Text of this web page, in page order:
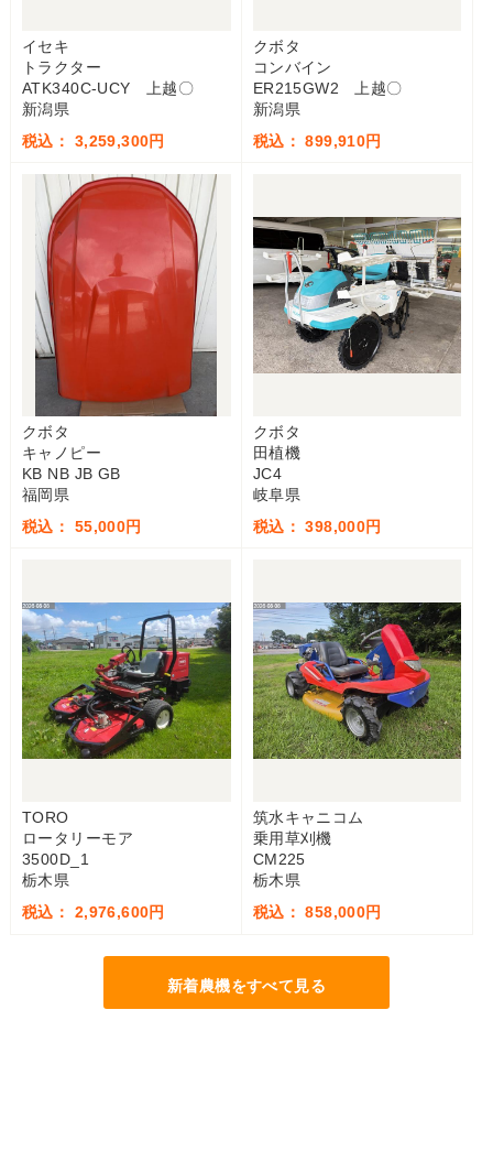
イセキ
トラクター
ATK340C-UCY 上越〇
新潟県
税込： 3,259,300円
クボタ
コンバイン
ER215GW2 上越〇
新潟県
税込： 899,910円
クボタ
キャノピー
KB NB JB GB
福岡県
税込： 55,000円
クボタ
田植機
JC4
岐阜県
税込： 398,000円
TORO
ロータリーモア
3500D_1
栃木県
税込： 2,976,600円
筑水キャニコム
乗用草刈機
CM225
栃木県
税込： 858,000円
新着農機をすべて見る